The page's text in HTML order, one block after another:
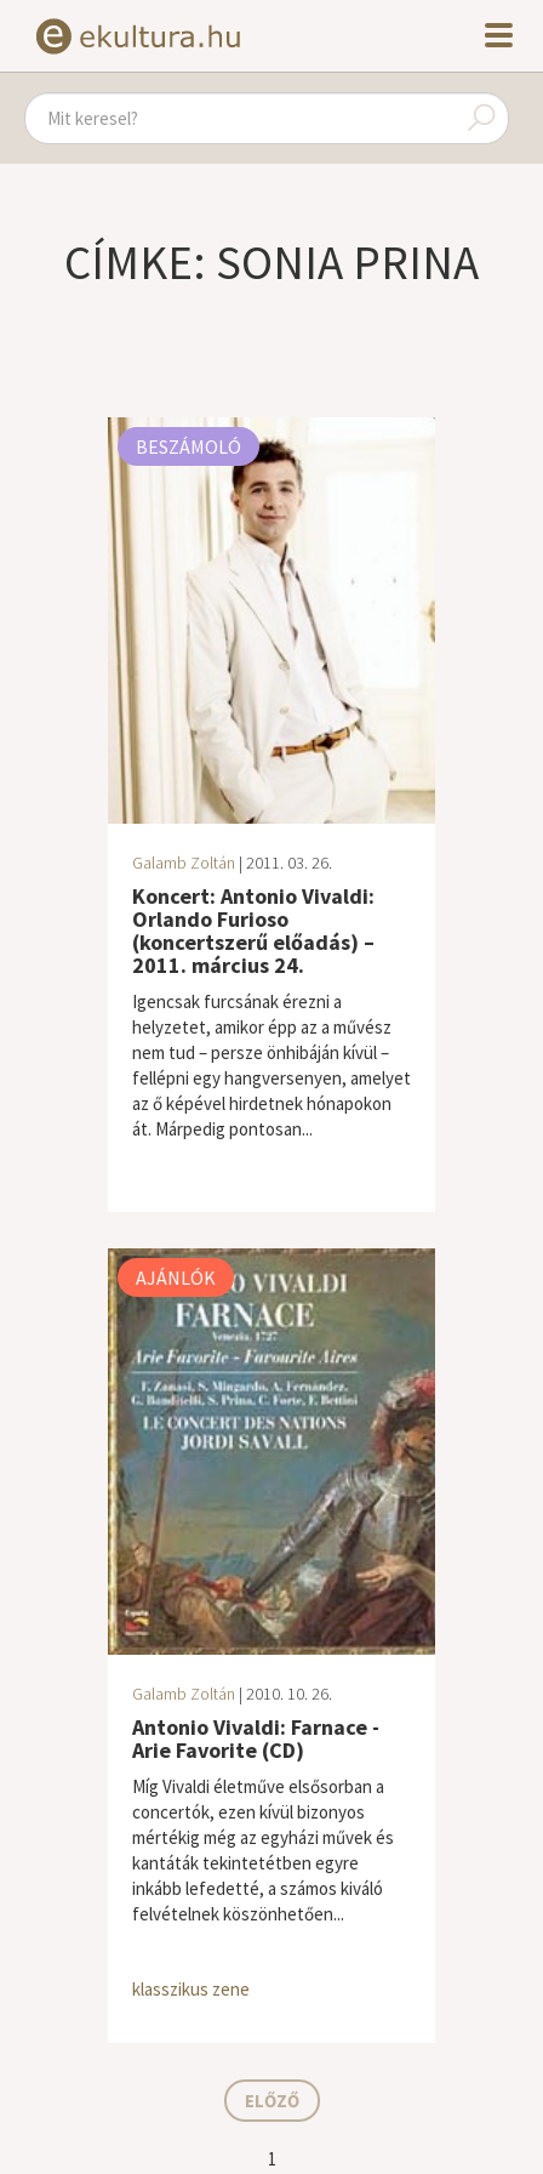
CÍMKE: SONIA PRINA
BESZÁMOLÓ
Galamb Zoltán | 2011. 03. 26.
Koncert: Antonio Vivaldi:
Orlando Furioso
(koncertszerű előadás) –
2011. március 24.
Igencsak furcsának érezni a
helyzetet, amikor épp az a művész
nem tud – persze önhibáján kívül –
fellépni egy hangversenyen, amelyet
az ő képével hirdetnek hónapokon
át. Márpedig pontosan...
AJÁNLÓK
Galamb Zoltán | 2010. 10. 26.
Antonio Vivaldi: Farnace -
Arie Favorite (CD)
Míg Vivaldi életműve elsősorban a
concertók, ezen kívül bizonyos
mértékig még az egyházi művek és
kantáták tekintetétben egyre
inkább lefedetté, a számos kiváló
felvételnek köszönhetően...
klasszikus zene
ELŐZŐ
1